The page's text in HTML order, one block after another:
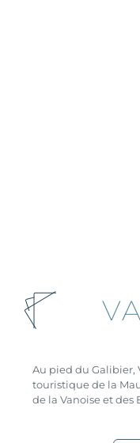
Au pied du Galibier,
touristique de la
de la Vanoise et des